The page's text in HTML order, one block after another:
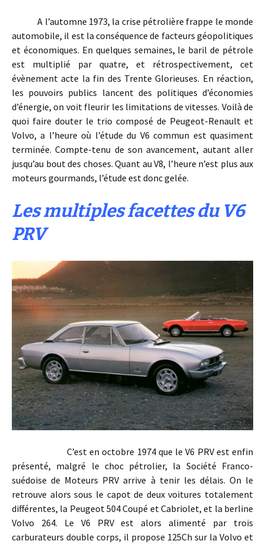
A l’automne 1973, la crise pétrolière frappe le monde
automobile, il est la conséquence de facteurs géopolitiques
et économiques. En quelques semaines, le baril de pétrole
est multiplié par quatre, et rétrospectivement, cet
évènement acte la fin des Trente Glorieuses. En réaction,
les pouvoirs publics lancent des politiques d’économies
d’énergie, on voit fleurir les limitations de vitesses. Voilà de
quoi faire douter le trio composé de Peugeot-Renault et
Volvo, a l’heure où l’étude du V6 commun est quasiment
terminée. Compte-tenu de son avancement, autant aller
jusqu’au bout des choses. Quant au V8, l’heure n’est plus aux
moteurs gourmands, l’étude est donc gelée.
Les multiples facettes du V6
PRV
C’est en octobre 1974 que le V6 PRV est enfin
présenté, malgré le choc pétrolier, la Société Franco-
suédoise de Moteurs PRV arrive à tenir les délais. On le
retrouve alors sous le capot de deux voitures totalement
différentes, la Peugeot 504 Coupé et Cabriolet, et la berline
Volvo 264. Le V6 PRV est alors alimenté par trois
carburateurs double corps, il propose 125Ch sur la Volvo et